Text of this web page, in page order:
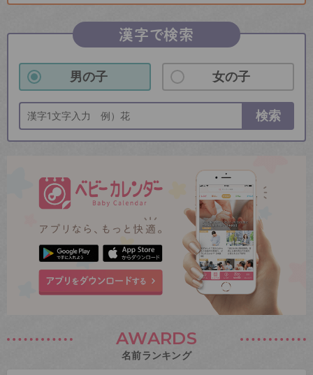
漢字で検索
男の子 女の子
検索
AWARDS
名前ランキング